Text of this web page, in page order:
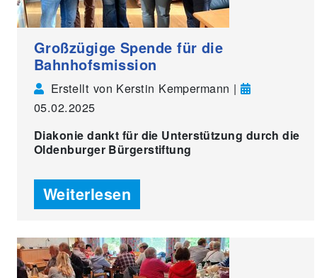
Großzügige Spende für die
Bahnhofsmission
Erstellt von Kerstin Kempermann |
05.02.2025
Diakonie dankt für die Unterstützung durch die
Oldenburger Bürgerstiftung
Weiterlesen